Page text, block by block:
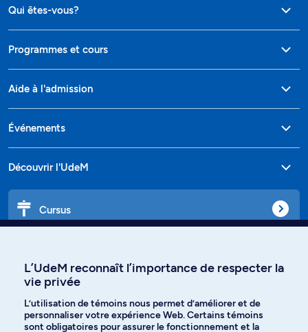
Qui êtes-vous?
Programmes et cours
Aide à l'admission
Événements
Découvrir l'UdeM
Cursus
Langues
L’UdeM reconnaît l’importance de respecter la
vie privée
L’utilisation de témoins nous permet d’améliorer et de
personnaliser votre expérience Web. Certains témoins
sont obligatoires pour assurer le fonctionnement et la